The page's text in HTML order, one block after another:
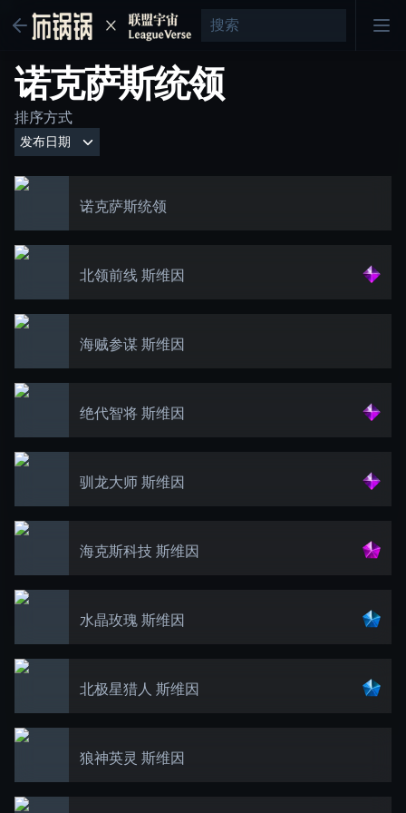
诺克萨斯统领
排序方式
诺克萨斯统领
北领前线 斯维因
海贼参谋 斯维因
绝代智将 斯维因
驯龙大师 斯维因
海克斯科技 斯维因
水晶玫瑰 斯维因
北极星猎人 斯维因
狼神英灵 斯维因